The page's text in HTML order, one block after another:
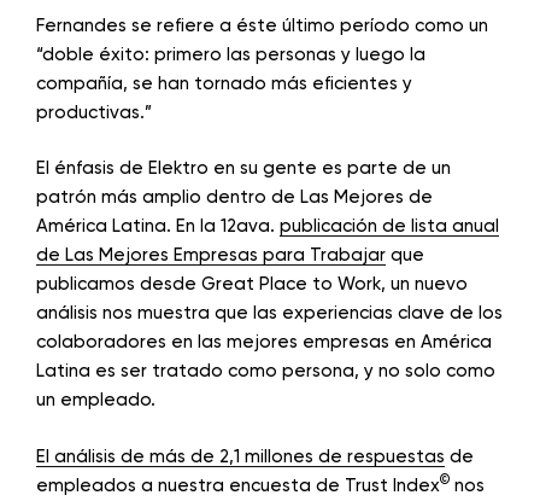
Fernandes se refiere a éste último período como un
“doble éxito: primero las personas y luego la
compañía, se han tornado más eficientes y
productivas.”
El énfasis de Elektro en su gente es parte de un
patrón más amplio dentro de Las Mejores de
América Latina. En la 12ava. publicación de lista anual
de Las Mejores Empresas para Trabajar que
publicamos desde Great Place to Work, un nuevo
análisis nos muestra que las experiencias clave de los
colaboradores en las mejores empresas en América
Latina es ser tratado como persona, y no solo como
un empleado.
El análisis de más de 2,1 millones de respuestas de
empleados a nuestra encuesta de Trust Index© nos